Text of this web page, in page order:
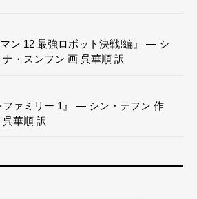
マン 12 最強ロボット決戦!編』 — シ
・スンフン 画 呉華順 訳
ファミリー 1』 — シン・テフン 作
華順 訳